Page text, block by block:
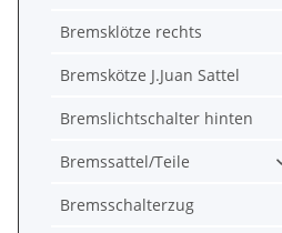
Bremsklötze rechts
Bremskötze J.Juan Sattel
Bremslichtschalter hinten
Bremssattel/Teile
Bremsschalterzug